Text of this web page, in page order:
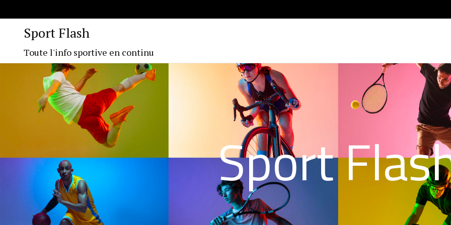
Sport Flash
Toute l'info sportive en continu
Sport